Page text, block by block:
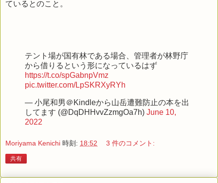
ているとのこと。
テント場が国有林である場合、管理者が林野庁
から借りるという形になっているはず
https://t.co/spGabnpVmz
pic.twitter.com/LpSKRXyRYh
— 小尾和男＠Kindleから山岳遭難防止の本を出
してます (@DqDHHvvZzmgOa7h) June 10,
2022
Moriyama Kenichi 時刻: 18:52 3 件のコメント:
共有